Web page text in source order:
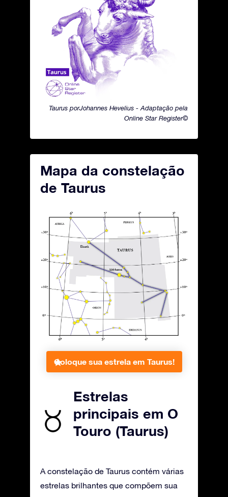
Taurus porJohannes Hevelius - Adaptação pela
Online Star Register©
Mapa da constelação
de Taurus
Coloque sua estrela em Taurus!
Estrelas
principais em O
Touro (Taurus)
A constelação de Taurus contém várias
estrelas brilhantes que compõem sua